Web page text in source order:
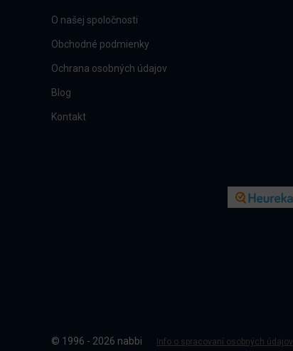
O našej spoločnosti
Obchodné podmienky
Ochrana osobných údajov
Blog
Kontakt
© 1996 - 2026 nabbi Info o spracovaní osobných údajov